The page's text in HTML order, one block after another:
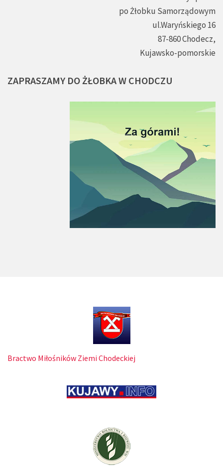
po Żłobku Samorządowym
ul.Waryńskiego 16
87-860 Chodecz,
Kujawsko-pomorskie
ZAPRASZAMY DO ŻŁOBKAW CHODCZU
Bractwo Miłośników Ziemi Chodeckiej